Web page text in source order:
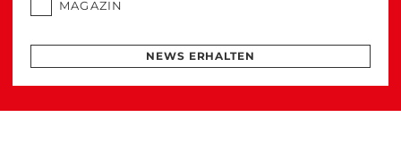
MAGAZIN
NEWS ERHALTEN